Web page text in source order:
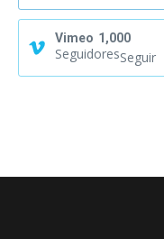
Vimeo 1,000
SeguidoresSeguir